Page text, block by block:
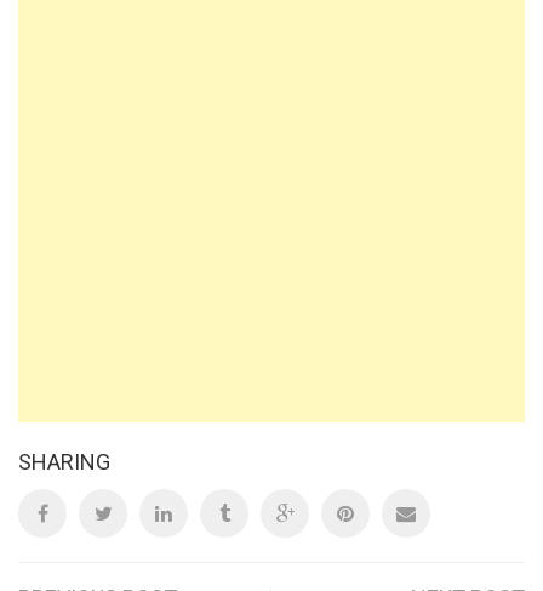
SHARING